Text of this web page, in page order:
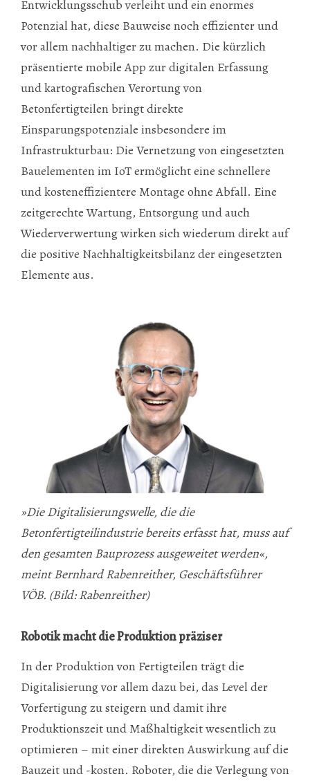
Entwicklungsschub verleiht und ein enormes
Potenzial hat, diese Bauweise noch effizienter und
vor allem nachhaltiger zu machen. Die kürzlich
präsentierte mobile App zur digitalen Erfassung
und kartografischen Verortung von
Betonfertigteilen bringt direkte
Einsparungspotenziale insbesondere im
Infrastrukturbau: Die Vernetzung von eingesetzten
Bauelementen im IoT ermöglicht eine schnellere
und kosteneffizientere Montage ohne Abfall. Eine
zeitgerechte Wartung, Entsorgung und auch
Wiederverwertung wirken sich wiederum direkt auf
die positive Nachhaltigkeitsbilanz der eingesetzten
Elemente aus.
»Die Digitalisierungswelle, die die
Betonfertigteilindustrie bereits erfasst hat, muss auf
den gesamten Bauprozess ausgeweitet werden«,
meint Bernhard Rabenreither, Geschäftsführer
VÖB. (Bild: Rabenreither)
Robotik macht die Produktion präziser
In der Produktion von Fertigteilen trägt die
Digitalisierung vor allem dazu bei, das Level der
Vorfertigung zu steigern und damit ihre
Produktionszeit und Maßhaltigkeit wesentlich zu
optimieren – mit einer direkten Auswirkung auf die
Bauzeit und -kosten. Roboter, die die Verlegung von